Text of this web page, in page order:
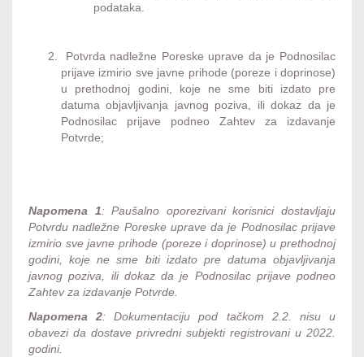
podataka.
Potvrda nadležne Poreske uprave da je Podnosilac
prijave izmirio sve javne prihode (poreze i doprinose)
u prethodnoj godini, koje ne sme biti izdato pre
datuma objavljivanja javnog poziva, ili dokaz da je
Podnosilac prijave podneo Zahtev za izdavanje
Potvrde;
Napomena 1: Paušalno oporezivani korisnici dostavljaju
Potvrdu nadležne Poreske uprave da je Podnosilac prijave
izmirio sve javne prihode (poreze i doprinose) u prethodnoj
godini, koje ne sme biti izdato pre datuma objavljivanja
javnog poziva, ili dokaz da je Podnosilac prijave podneo
Zahtev za izdavanje Potvrde.
Napomena 2: Dokumentaciju pod tačkom 2.2. nisu u
obavezi da dostave privredni subjekti registrovani u 2022.
godini.